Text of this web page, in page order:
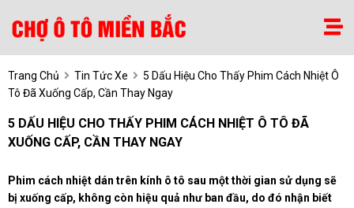
Trang Chủ Tin Tức Xe
5 Dấu Hiệu Cho Thấy Phim Cách Nhiệt Ô
Tô Đã Xuống Cấp, Cần Thay Ngay
5 DẤU HIỆU CHO THẤY PHIM CÁCH NHIỆT Ô TÔ ĐÃ
XUỐNG CẤP, CẦN THAY NGAY
Phim cách nhiệt dán trên kính ô tô sau một thời gian sử dụng sẽ
bị xuống cấp, không còn hiệu quả như ban đầu, do đó nhận biết